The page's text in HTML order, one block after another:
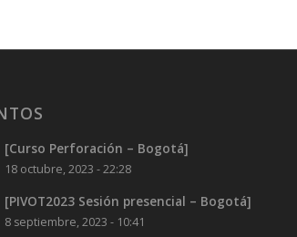
[Curso Perforación – Bogotá]
18 octubre, 2023 - 22:28
[PIVOT2023 Sesión presencial – Bogotá]
8 septiembre, 2023 - 10:41